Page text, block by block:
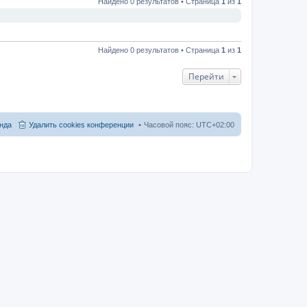
Найдено 0 результатов • Страница 1 из 1
Перейти
Часовой пояс: UTC+02:00
Удалить cookies конференции